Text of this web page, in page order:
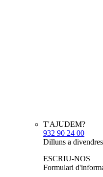
T'AJUDEM?
932 90 24 00
Dilluns a
ESCRIU-NOS
Formulari